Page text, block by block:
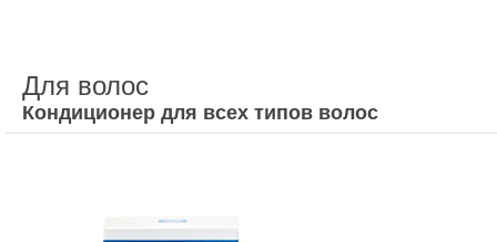
Для волос
Кондиционер для всех типов волос